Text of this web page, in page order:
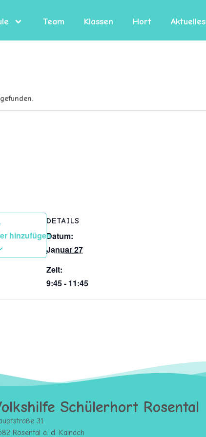
Team Klassen Hort Aktuelles
hinzufügen
DETAILS
Datum:
Januar 27
Zeit:
9:45 - 11:45
Schülerhort Rosental
31
Rosental a. d. Kainach